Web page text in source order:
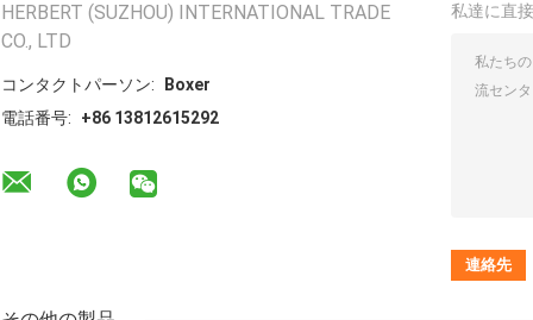
HERBERT (SUZHOU) INTERNATIONAL TRADE
CO., LTD
コンタクトパーソン:
Boxer
電話番号:
+86 13812615292
私達に直